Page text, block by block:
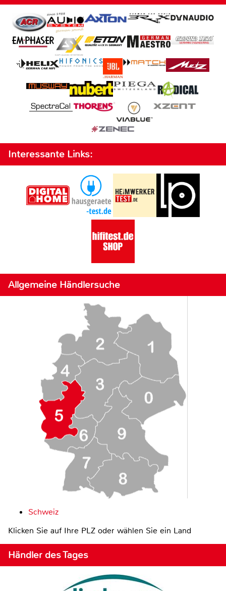
Interessante Links:
Allgemeine Händlersuche
Schweiz
Klicken Sie auf Ihre PLZ oder wählen Sie ein Land
Händler des Tages